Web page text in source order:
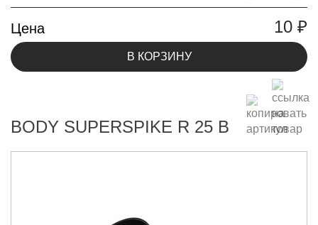
Цена 10 ₽
В КОРЗИНУ
BODY SUPERSPIKE R 25 B